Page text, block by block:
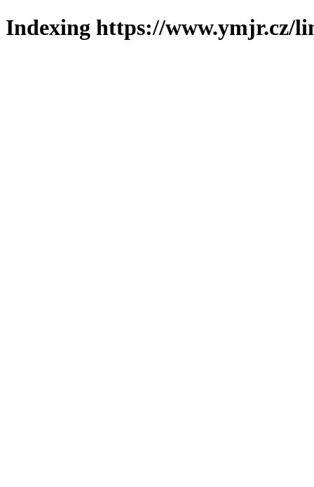
Indexing https://www.ymjr.cz/